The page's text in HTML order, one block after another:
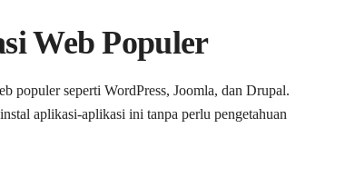
Web Populer
populer seperti WordPress, Joomla, dan Drupal.
aplikasi-aplikasi ini tanpa perlu pengetahuan